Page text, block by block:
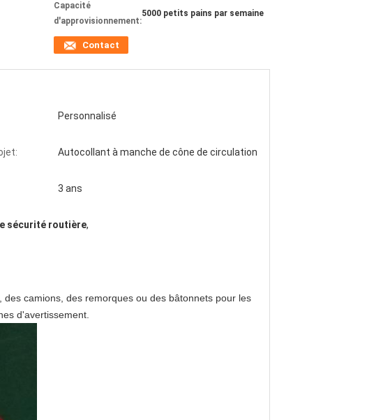
Capacité
d'approvisionnement:
5000 petits pains par semaine
Contact
Personnalisé
Autocollant à manche de cône de circulation
3 ans
sécurité routière,
camions, des remorques ou des bâtonnets pour les
d'avertissement.